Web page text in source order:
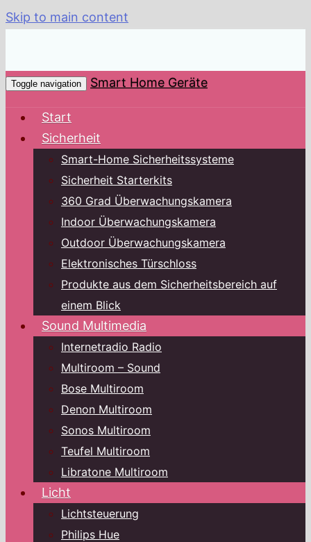
Skip to main content
Toggle navigation Smart Home Geräte
Start
Sicherheit
Smart-Home Sicherheitssysteme
Sicherheit Starterkits
360 Grad Überwachungskamera
Indoor Überwachungskamera
Outdoor Überwachungskamera
Elektronisches Türschloss
Produkte aus dem Sicherheitsbereich auf
einem Blick
Sound Multimedia
Internetradio Radio
Multiroom – Sound
Bose Multiroom
Denon Multiroom
Sonos Multiroom
Teufel Multiroom
Libratone Multiroom
Licht
Lichtsteuerung
Philips Hue